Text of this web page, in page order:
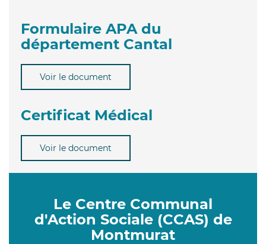
Formulaire APA du
département Cantal
Voir le document
Certificat Médical
Voir le document
Le Centre Communal
d'Action Sociale (CCAS) de
Montmurat